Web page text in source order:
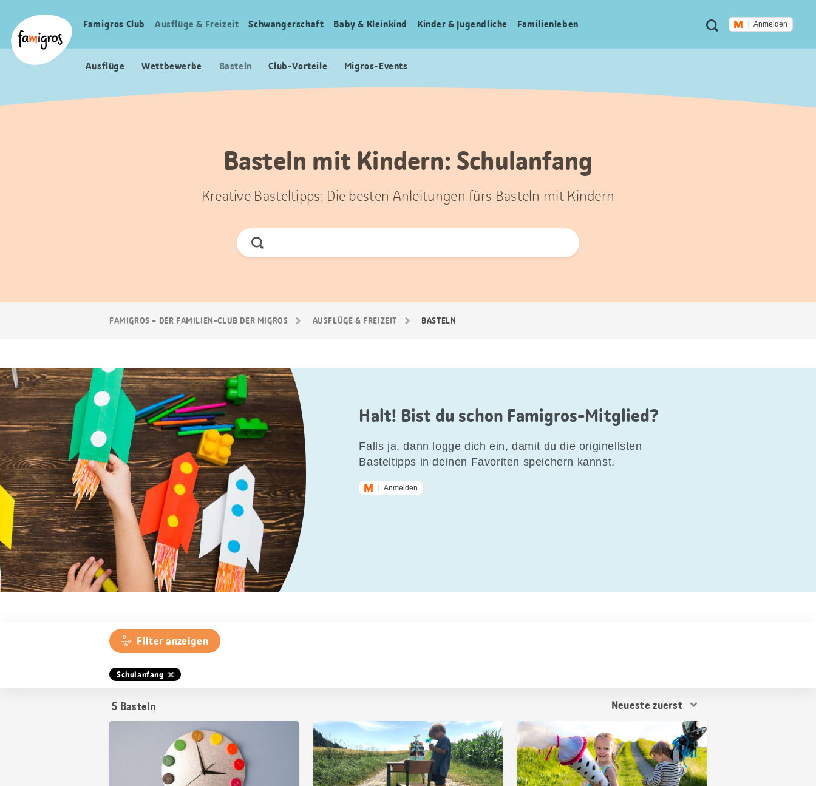
Navigation
Logo
Meta
Navigation
Suche Anmelden
Haupt
Famigros Club Ausflüge & Freizeit Schwangerschaft Baby & Kleinkind Kinder & Jugendliche Familien­leben
Ausflüge Wettbewerbe Basteln Club-Vorteile Migros-Events
Basteln mit Kindern: Schulanfang
Kreative Basteltipps: Die besten Anleitungen fürs Basteln mit Kindern
Jetzt
FAMIGROS – DER FAMILIEN-CLUB DER MIGROS AUSFLÜGE & FREIZEIT BASTELN
Halt! Bist du schon Famigros-Mitglied?
Falls ja, dann logge dich ein, damit du die originellsten
Basteltipps in deinen Favoriten speichern kannst.
Anmelden
Filter anzeigen
Schulanfang
5 Basteln
Resultat